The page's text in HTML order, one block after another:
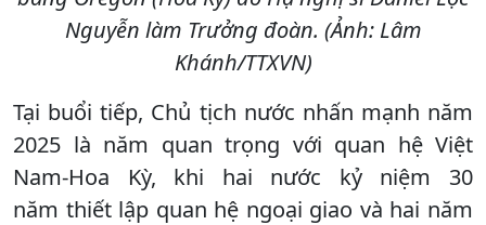
Nguyễn làm Trưởng đoàn. (Ảnh: Lâm
Khánh/TTXVN)
Tại buổi tiếp, Chủ tịch nước nhấn mạnh năm
2025 là năm quan trọng với quan hệ Việt
Nam-Hoa Kỳ, khi hai nước kỷ niệm 30
năm thiết lập quan hệ ngoại giao và hai năm